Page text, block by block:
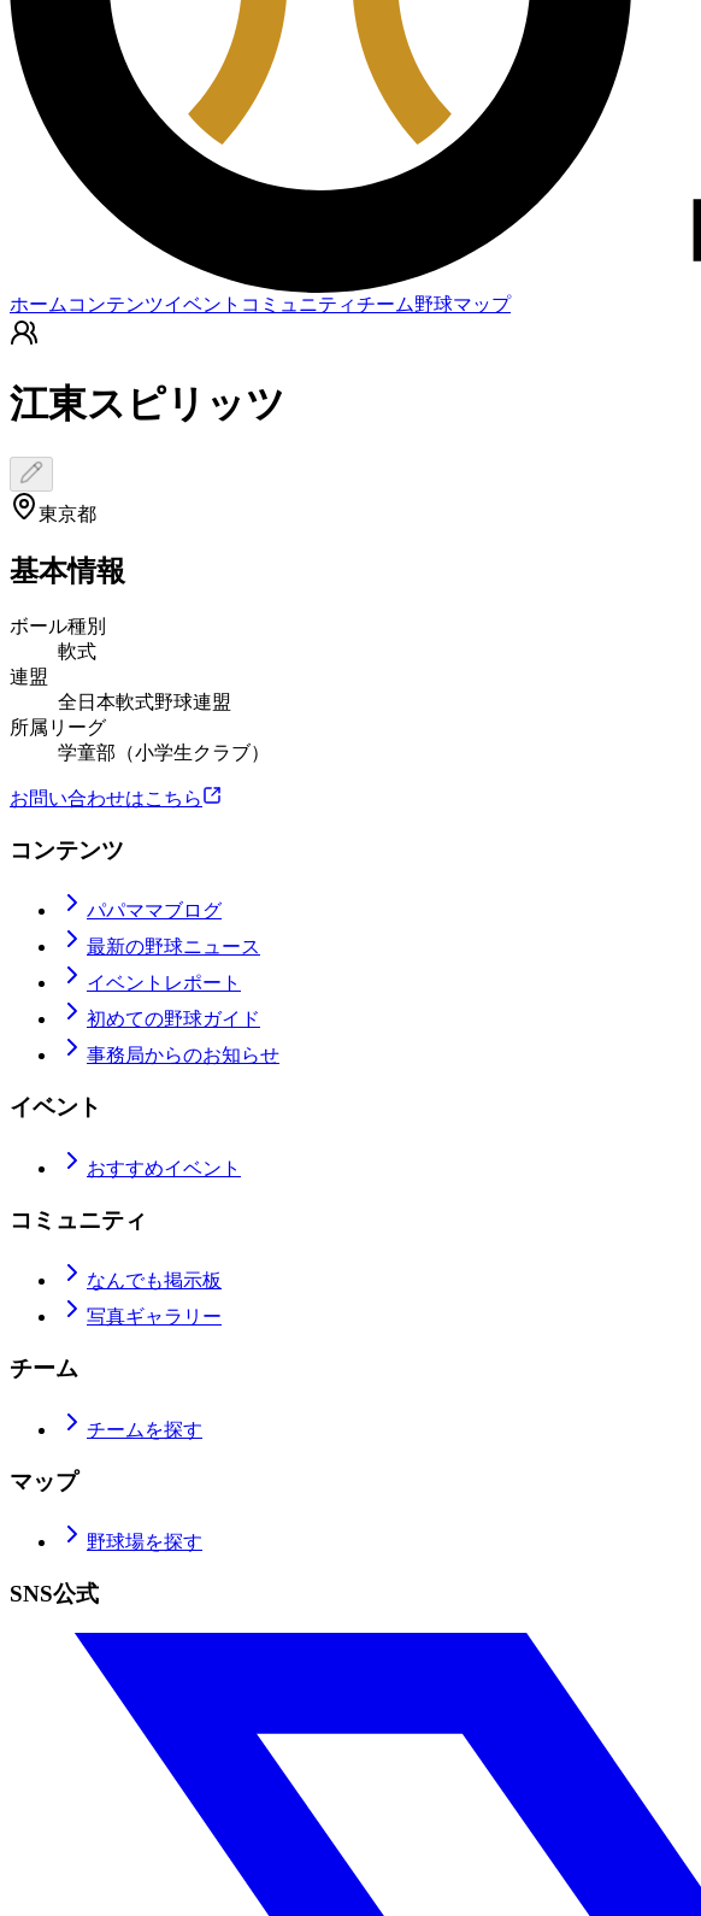
ホーム コンテンツイベント コミュニティチーム野球マップ
江東スピリッツ
東京都
基本情報
ボール種別
軟式
連盟
全日本軟式野球連盟
所属リーグ
学童部（小学生クラブ）
お問い合わせはこちら
コンテンツ
パパママブログ
最新の野球ニュース
イベントレポート
初めての野球ガイド
事務局からのお知らせ
イベント
おすすめイベント
コミュニティ
なんでも掲示板
写真ギャラリー
チーム
チームを探す
マップ
野球場を探す
SNS公式